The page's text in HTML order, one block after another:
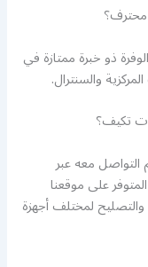
ذو خبرة ممتازة في
والسنترال.
تكيف؟
التواصل معه عبر
على موقعنا
لمختلف أجهزة